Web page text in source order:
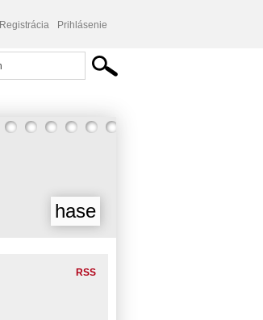
Registrácia Prihlásenie
hase
RSS